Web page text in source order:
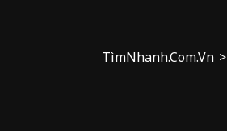
TìmNhanh.Com.Vn >